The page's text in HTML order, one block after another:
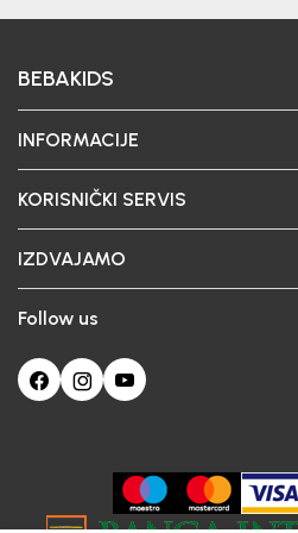
BEBAKIDS
INFORMACIJE
KORISNIČKI SERVIS
IZDVAJAMO
Follow us